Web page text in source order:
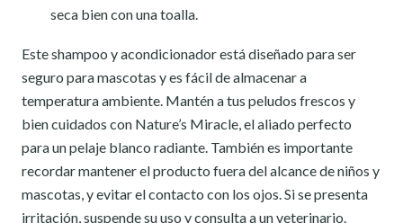
seca bien con una toalla.
Este shampoo y acondicionador está diseñado para ser
seguro para mascotas y es fácil de almacenar a
temperatura ambiente. Mantén a tus peludos frescos y
bien cuidados con Nature’s Miracle, el aliado perfecto
para un pelaje blanco radiante. También es importante
recordar mantener el producto fuera del alcance de niños y
mascotas, y evitar el contacto con los ojos. Si se presenta
irritación, suspende su uso y consulta a un veterinario.